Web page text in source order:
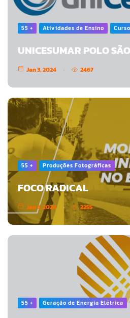
55 + Atividades de Ensino
UNICESUMAR POLO
Jan 3, 2024 2467
55 + Produções Fotográficas
FOCO RADICAL
Jan 3, 2024 2255
55 + Geração de Energia Elétrica